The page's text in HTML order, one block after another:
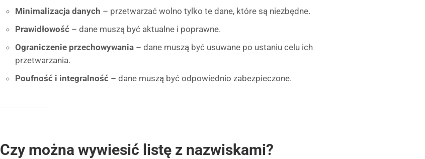
Minimalizacja danych – przetwarzać wolno tylko te dane, które są niezbędne.
Prawidłowość – dane muszą być aktualne i poprawne.
Ograniczenie przechowywania – dane muszą być usuwane po ustaniu celu ich
przetwarzania.
Poufność i integralność – dane muszą być odpowiednio zabezpieczone.
Czy można wywiesić listę z nazwiskami?